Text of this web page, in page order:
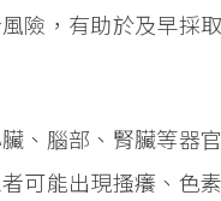
險，有助於及早採
、腦部、腎臟等器
可能出現搔癢、色